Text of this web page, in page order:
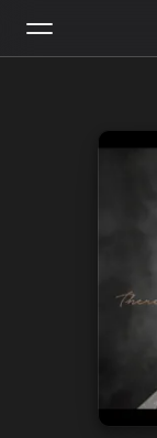
ホーム